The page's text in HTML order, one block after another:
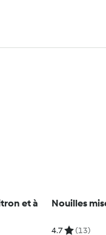
et à
Nouilles
4.7 (13)